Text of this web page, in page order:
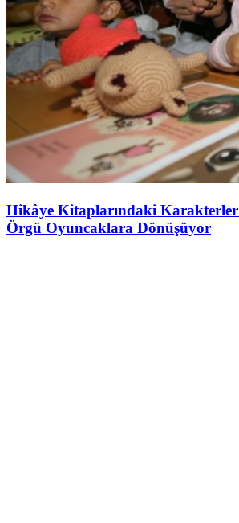
Hikâye Kitaplarındaki
Örgü Oyuncaklara Dönüşüyor